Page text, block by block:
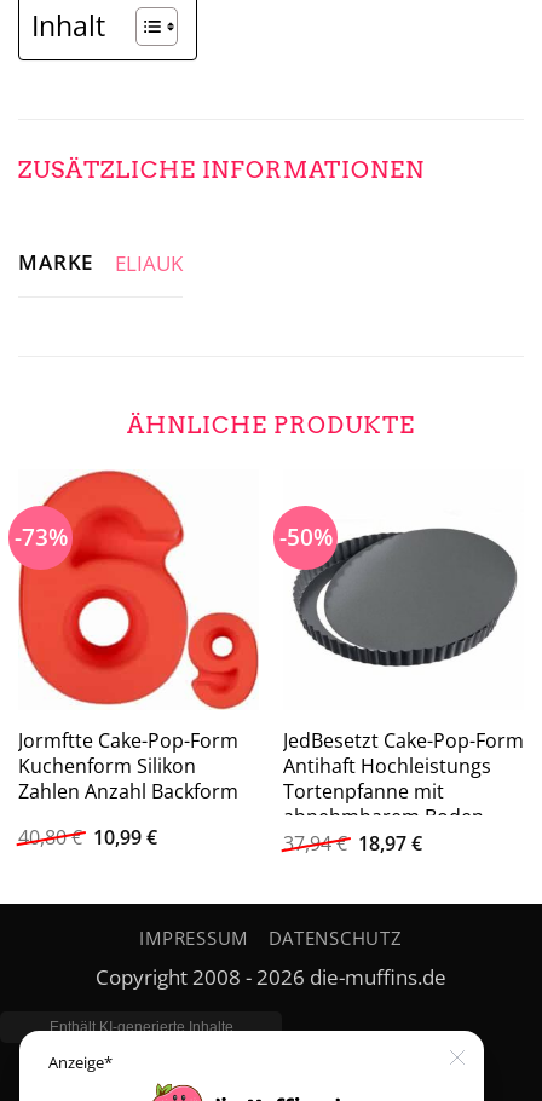
Inhalt
ZUSÄTZLICHE INFORMATIONEN
MARKE ELIAUK
ÄHNLICHE PRODUKTE
-73%
Jormftte Cake-Pop-Form
Kuchenform Silikon
Zahlen Anzahl Backform
40,80€ Ursprünglicher
Preis
10,99€Aktueller
-50%
JedBesetzt Cake-Pop-Form
Antihaft Hochleistungs
Tortenpfanne mit
abnehmbarem Boden
37,94€ Ursprünglicher
Preis
37,94 €
18,97€Aktueller
18,97 €.
IMPRESSUM DATENSCHUTZ
Copyright 2008 - 2026 die-muffins.de
Anzeige* Close